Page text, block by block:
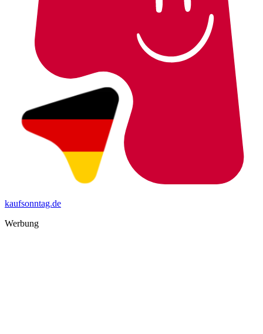
kaufsonntag.de
Werbung